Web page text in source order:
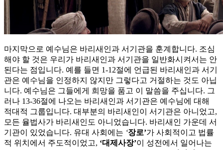
마지막으로 예수님은 바리새인과 서기관을 훈계합니다. 조심
해야 할 것은 우리가 바리새인과 서기관을 일반화시켜서는 안
된다는 점입니다. 예를 들면 1-12절에 언급된 바리새인과 서기
관은 예수님을 인정하지 않지만 그렇다고 거절하는 것도 아닙
니다. 예수님은 그들에게 희망을 품고 이 말씀을 주십니다. 그
러나 13-36절에 나오는 바리새인과 서기관은 예수님에 대해
적대적 그룹입니다. 대부분의 바리새인이 서기관은 아니었고,
모든 율법사가 바리새인도 아니었습니다. 바리새인 가운데 서
기관이 있었습니다. 유대 사회에는 ‘장로’가 사회적이고 법률
적 위치에서 주도적이었고, ‘대제사장’이 성전에서 일어나는